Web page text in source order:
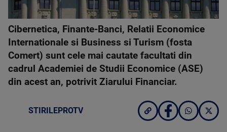
Cibernetica, Finante-Banci, Relatii Economice
Internationale si Business si Turism (fosta
Comert) sunt cele mai cautate facultati din
cadrul Academiei de Studii Economice (ASE)
din acest an, potrivit Ziarului Financiar.
STIRILEPROTV